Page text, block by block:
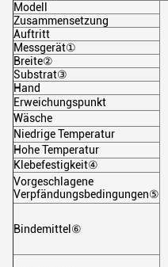
Modell
Zusammensetzung
Auftritt
Messgerät①
Breite②
Substrat③
Hand
Erweichungspunkt
Wäsche
Niedrige Temperatur
Hohe Temperatur
Klebefestigkeit④
Vorgeschlagene
Verpfändungsbedingungen⑤
Bindemittel⑥